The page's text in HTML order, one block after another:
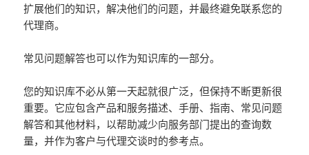
扩展他们的知识，解决他们的问题，并最终避免联系您的
代理商。
常见问题解答也可以作为知识库的一部分。
您的知识库不必从第一天起就很广泛，但保持不断更新很
重要。它应包含产品和服务描述、手册、指南、常见问题
解答和其他材料，以帮助减少向服务部门提出的查询数
量，并作为客户与代理交谈时的参考点。